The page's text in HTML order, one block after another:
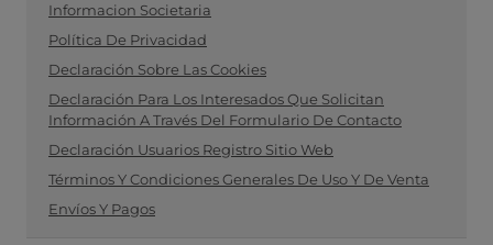
Informacion Societaria
Política De Privacidad
Declaración Sobre Las Cookies
Declaración Para Los Interesados Que Solicitan
Información A Través Del Formulario De Contacto
Declaración Usuarios Registro Sitio Web
Términos Y Condiciones Generales De Uso Y De Venta
Envíos Y Pagos